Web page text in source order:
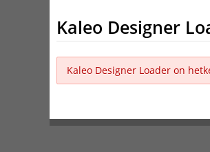
Kaleo Designer
Kaleo Designer Loader on